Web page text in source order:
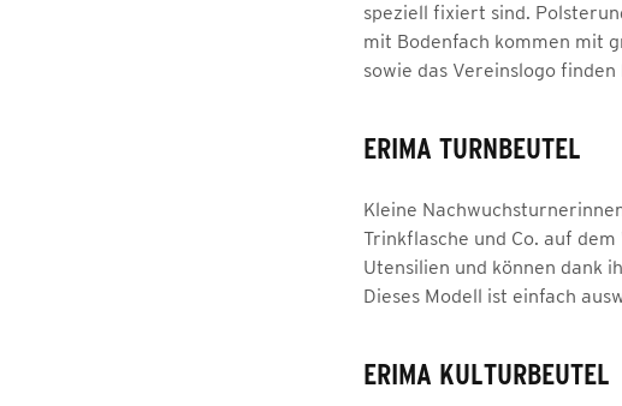
speziell fixiert sind.
mit Bodenfach kommen mit
sowie das Vereinslogo
ERIMA TURNBEUTEL
Kleine
Trinkflasche und Co. auf
Utensilien und können dank
Dieses Modell ist einfach
ERIMA KULTURBEUTEL